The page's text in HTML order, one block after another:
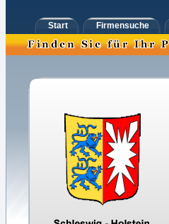
Start Firmensuche